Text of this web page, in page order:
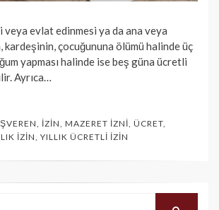
veya evlat edinmesi ya da ana veya
kardeşinin, çocuğununa ölümü halinde üç
yapması halinde ise beş güna ücretli
Ayrıca…
, İZIN, MAZERET İZNI, ÜCRET,
İZIN, YILLIK ÜCRETLI İZIN